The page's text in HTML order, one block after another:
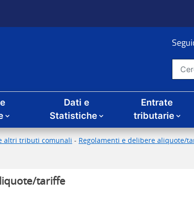
Cerca nel
Dati e
Statistiche
Entrate
tributarie
altri tributi comunali - Regolamenti e delibere aliquote/
tariffe